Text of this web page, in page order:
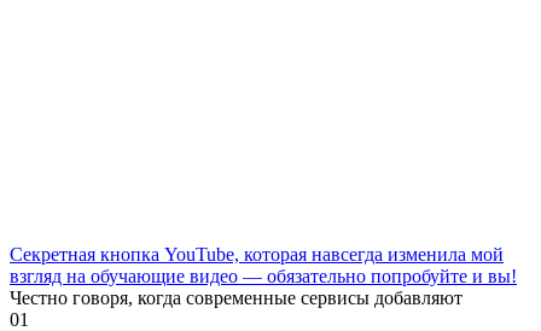
Секретная кнопка YouTube, которая навсегда изменила мой
взгляд на обучающие видео — обязательно попробуйте и вы!
Честно говоря, когда современные сервисы добавляют
01